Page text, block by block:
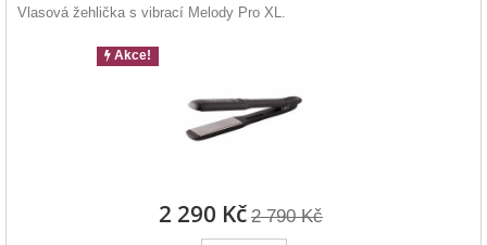
Vlasová žehlička s vibrací Melody Pro XL.
Akce!
2 290 Kč 2 790 Kč